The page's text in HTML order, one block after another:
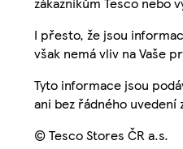
I přesto, že jsou
však nemá vliv na Vaše
Tyto informace jsou
ani bez řádného uvedení
© Tesco Stores ČR a.s.